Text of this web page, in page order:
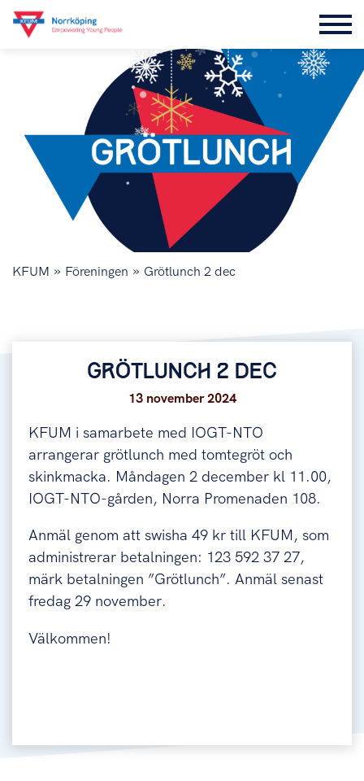
KFUM » Föreningen » Grötlunch 2 dec
GRÖTLUNCH 2 DEC
13 november 2024
KFUM i samarbete med IOGT-NTO
arrangerar grötlunch med tomtegröt och
skinkmacka. Måndagen 2 december kl 11.00,
IOGT-NTO-gården, Norra Promenaden 108.
Anmäl genom att swisha 49 kr till KFUM, som
administrerar betalningen: 123 592 37 27,
märk betalningen ”Grötlunch”. Anmäl senast
fredag 29 november.
Välkommen!